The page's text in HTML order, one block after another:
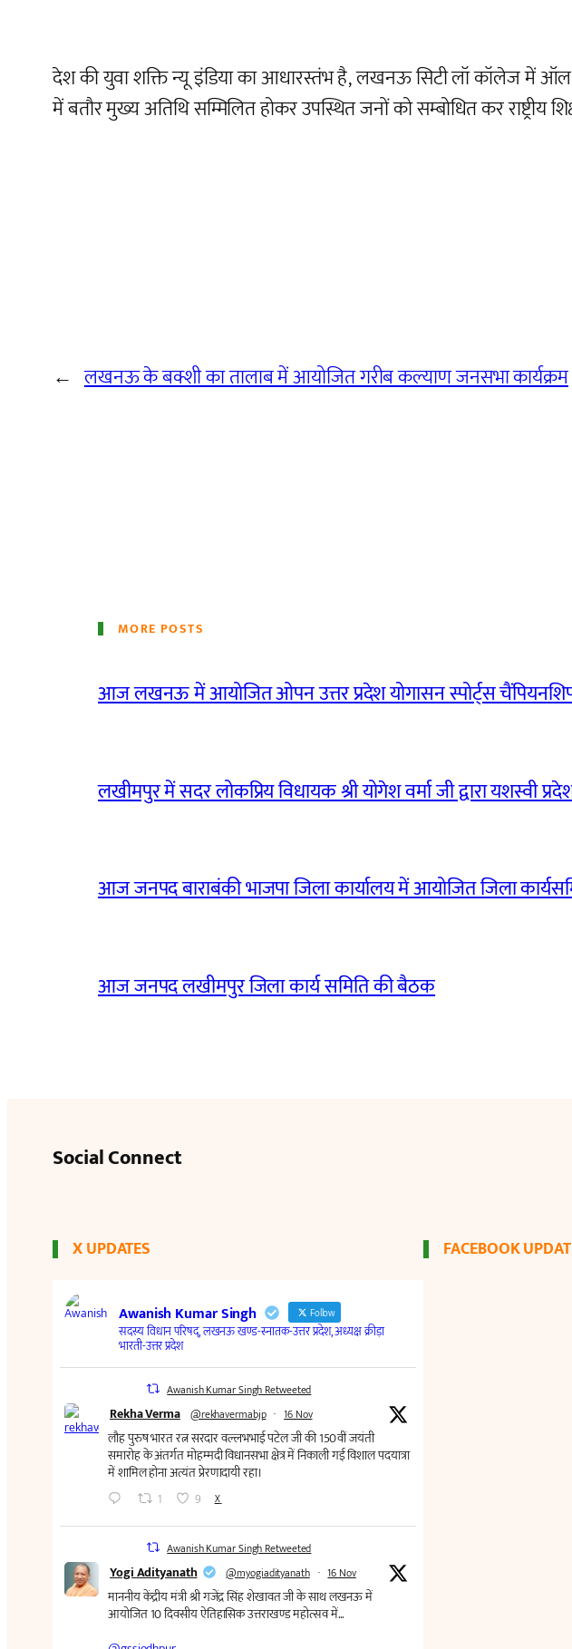
देश की युवा शक्ति न्यू इंडिया का आधारस्तंभ है, लखनऊ सिटी लॉ कॉलेज में ऑल
में बतौर मुख्य अतिथि सम्मिलित होकर उपस्थित जनों को सम्बोधित कर राष्ट्रीय
← लखनऊ के बक्शी का तालाब में आयोजित गरीब कल्याण जनसभा कार्यक्रम
MORE POSTS
आज लखनऊ में आयोजित ओपन उत्तर प्रदेश योगासन स्पोर्ट्स
लखीमपुर में सदर लोकप्रिय विधायक श्री योगेश वर्मा जी द्वारा यशस्वी
आज जनपद बाराबंकी भाजपा जिला कार्यालय में आयोजित जिला
आज जनपद लखीमपुर जिला कार्य समिति की बैठक
Social Connect
X UPDATES FACEBOOK